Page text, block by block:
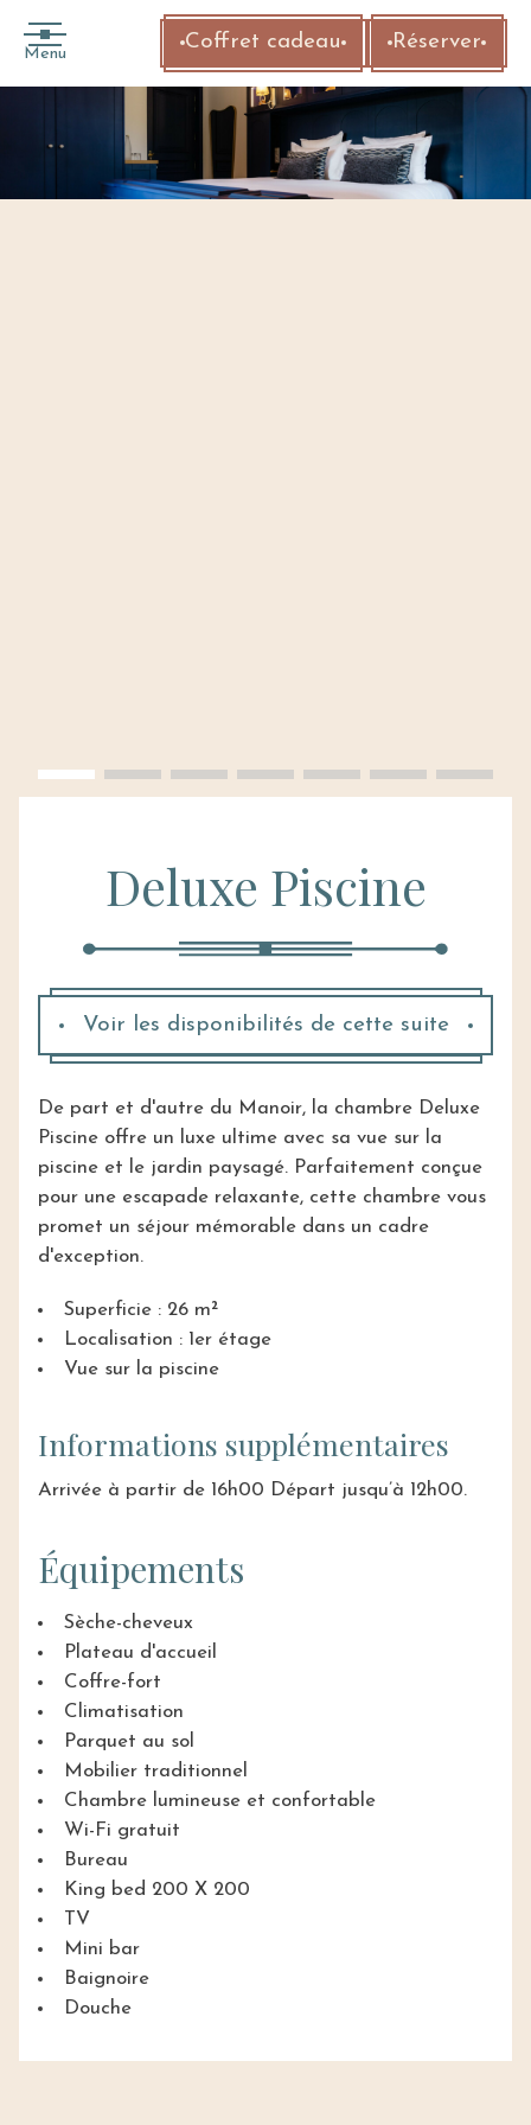
Menu
Coffret cadeau Réserver
Deluxe Piscine
Voir les disponibilités de cette suite
De part et d'autre du Manoir, la chambre Deluxe
Piscine offre un luxe ultime avec sa vue sur la
piscine et le jardin paysagé. Parfaitement conçue
pour une escapade relaxante, cette chambre vous
promet un séjour mémorable dans un cadre
d'exception.
Superficie : 26 m²
Localisation : 1er étage
Vue sur la piscine
Informations supplémentaires
Arrivée à partir de 16h00 Départ jusqu’à 12h00.
Équipements
Sèche-cheveux
Plateau d'accueil
Coffre-fort
Climatisation
Parquet au sol
Mobilier traditionnel
Chambre lumineuse et confortable
Wi-Fi gratuit
Bureau
King bed 200 X 200
TV
Mini bar
Baignoire
Douche